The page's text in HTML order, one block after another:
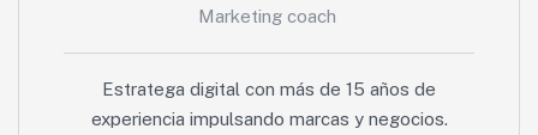
Marketing coach
Estratega digital con más de 15 años de
experiencia impulsando marcas y negocios.